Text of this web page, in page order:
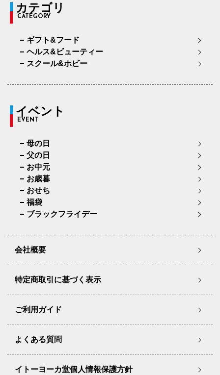
カテゴリ
CATEGORY
ギフト&フード
ヘルス&ビューティー
スクール&ホビー
イベント
EVENT
母の日
父の日
お中元
お歳暮
おせち
福袋
ブラックフライデー
会社概要
特定商取引に基づく表示
ご利用ガイド
よくある質問
イトーヨーカ堂個人情報保護方針